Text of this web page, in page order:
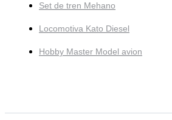
Set de tren Mehano
Locomotiva Kato Diesel
Hobby Master Model avion